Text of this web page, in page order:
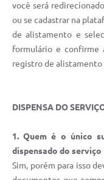
você será
ou se cadastrar na
de alistamento e
formulário e confirme
registro de alistamento
DISPENSA DO
1. Quem é o único
dispensado do
Sim, porém para isso